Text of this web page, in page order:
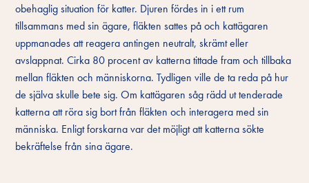
obehaglig situation för katter. Djuren fördes in i ett rum
tillsammans med sin ägare, fläkten sattes på och kattägaren
uppmanades att reagera antingen neutralt, skrämt eller
avslappnat. Cirka 80 procent av katterna tittade fram och tillbaka
mellan fläkten och människorna. Tydligen ville de ta reda på hur
de själva skulle bete sig. Om kattägaren såg rädd ut tenderade
katterna att röra sig bort från fläkten och interagera med sin
människa. Enligt forskarna var det möjligt att katterna sökte
bekräftelse från sina ägare.